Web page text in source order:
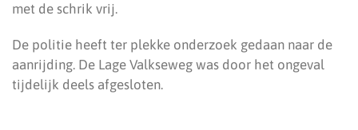
met de schrik vrij.
De politie heeft ter plekke onderzoek gedaan naar de
aanrijding. De Lage Valkseweg was door het ongeval
tijdelijk deels afgesloten.